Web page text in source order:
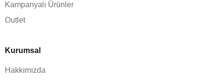
Kampanyalı Ürünler
Outlet
Kurumsal
Hakkımızda